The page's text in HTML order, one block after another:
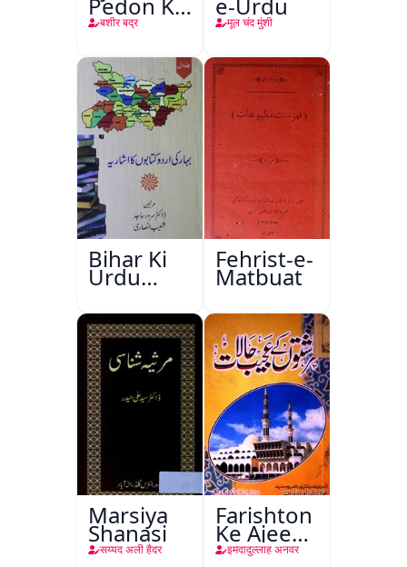
Saye
बशीर बद्र मूल चंद मुंशी
Bihar Ki
Urdu
Kitabon
Ka
Ishariya
Fehrist-e-
Matbuat
Marsiya
Shanasi
सय्यद अली हैदर
Farishton
Ke Ajeeb
Halat
इमदादुल्लाह अनवर